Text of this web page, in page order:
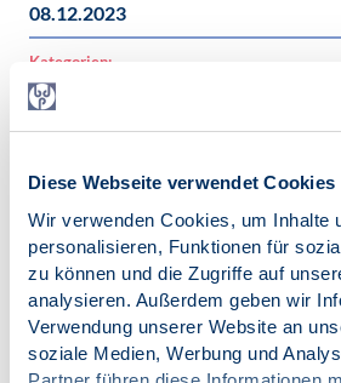
Diese Webseite verwendet Cookies
Wir verwenden Cookies, um Inhalte
personalisieren, Funktionen für
zu können und die Zugriffe auf
analysieren. Außerdem geben wir
Verwendung unserer Website an
soziale Medien, Werbung und
08.12.2023
Kategorien:
News
Klima und Psychologie
Schlagworte:
Klima und Psychologie
Zur Übersicht